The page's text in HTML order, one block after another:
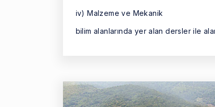
iv) Malzeme ve Mekanik
bilim alanlarında yer alan dersler ile